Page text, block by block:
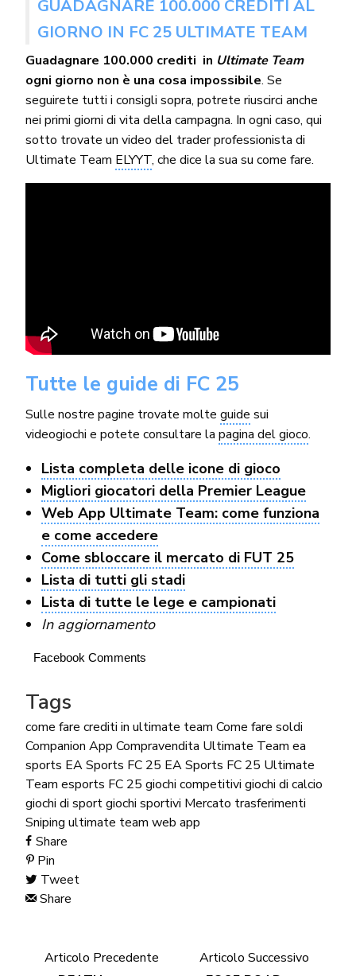
GUADAGNARE 100.000 CREDITI AL
GIORNO IN FC 25 ULTIMATE TEAM
Guadagnare 100.000 crediti in Ultimate Team
ogni giorno non è una cosa impossibile. Se
seguirete tutti i consigli sopra, potrete riuscirci anche
nei primi giorni di vita della campagna. In ogni caso, qui
sotto trovate un video del trader professionista di
Ultimate Team ELYYT, che dice la sua su come fare.
Tutte le guide di FC 25
Sulle nostre pagine trovate molteguide sui
videogiochi e potete consultare lapagina del gioco.
Lista completa delle icone di gioco
Migliori giocatori della Premier League
Web App Ultimate Team: come funziona
e come accedere
Come sbloccare il mercato di FUT 25
Lista di tutti gli stadi
Lista di tutte le lege e campionati
In aggiornamento
Facebook Comments
Tags
come fare crediti in ultimate team Come fare soldi
Companion App Compravendita Ultimate Team ea
sports EA Sports FC 25 EA Sports FC 25 Ultimate
Team esports FC 25 giochi competitivi giochi di calcio
giochi di sportgiochi sportivi Mercato trasferimenti
Sniping ultimate team web app
Share
Pin
Tweet
Share
Articolo Precedente
Articolo Successivo